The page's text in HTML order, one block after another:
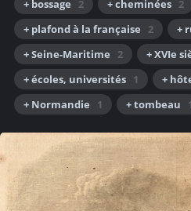
+ bossage
2 + cheminées 2
+ plafond à la française
2 +
+ Seine-Maritime
2 + XVIe
+ écoles, universités 1 +
+ Normandie
1 + tombeau 1